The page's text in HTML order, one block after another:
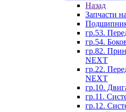
Назад
Запчасти
гр.53.
гр.54.
гр.82.
NEXT
гр.22.
NEXT
гр.10.
гр.11.
гр.12.